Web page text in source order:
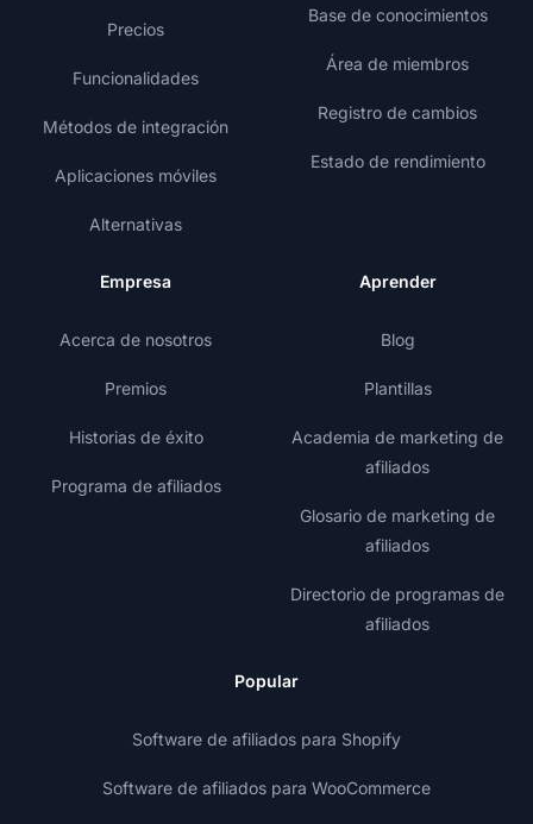
Precios
Funcionalidades
Métodos de integración
Aplicaciones móviles
Alternativas
Base de conocimientos
Área de miembros
Registro de cambios
Estado de rendimiento
Empresa
Acerca de nosotros
Premios
Historias de éxito
Programa de afiliados
Aprender
Blog
Plantillas
Academia de marketing de
afiliados
Glosario de marketing de
afiliados
Directorio de programas de
afiliados
Popular
Software de afiliados para Shopify
Software de afiliados para WooCommerce